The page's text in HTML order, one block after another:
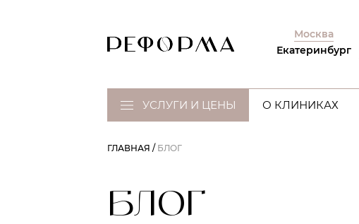
Москва
Екатеринбург
УСЛУГИ И ЦЕНЫ О КЛИНИКАХ
ГЛАВНАЯ БЛОГ
БЛОГ